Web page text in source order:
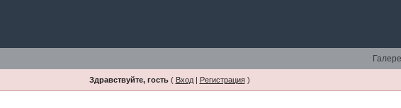
Здравствуйте, гость( Вход| Регистрация)